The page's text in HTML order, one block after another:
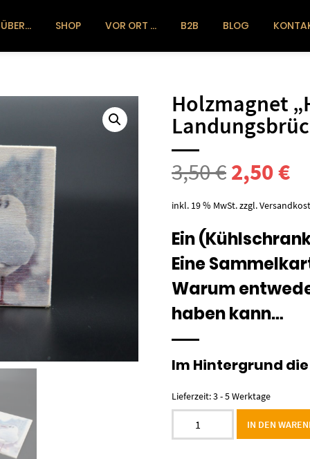
ÜBER… SHOP VOR ORT … B2B BLOG
Holzmagnet
3,50€
Preis
war:
3,50 €
2,50€
inkl. 19 % MwSt.zzgl.
Ein
Eine
Warum
haben kann…
Im Hintergrund
Lieferzeit:3 - 5 Werktage
IN DEN